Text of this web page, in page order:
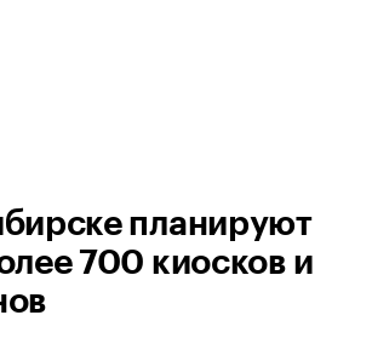
планируют
700 киосков и